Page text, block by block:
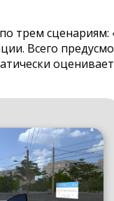
трем
Всего